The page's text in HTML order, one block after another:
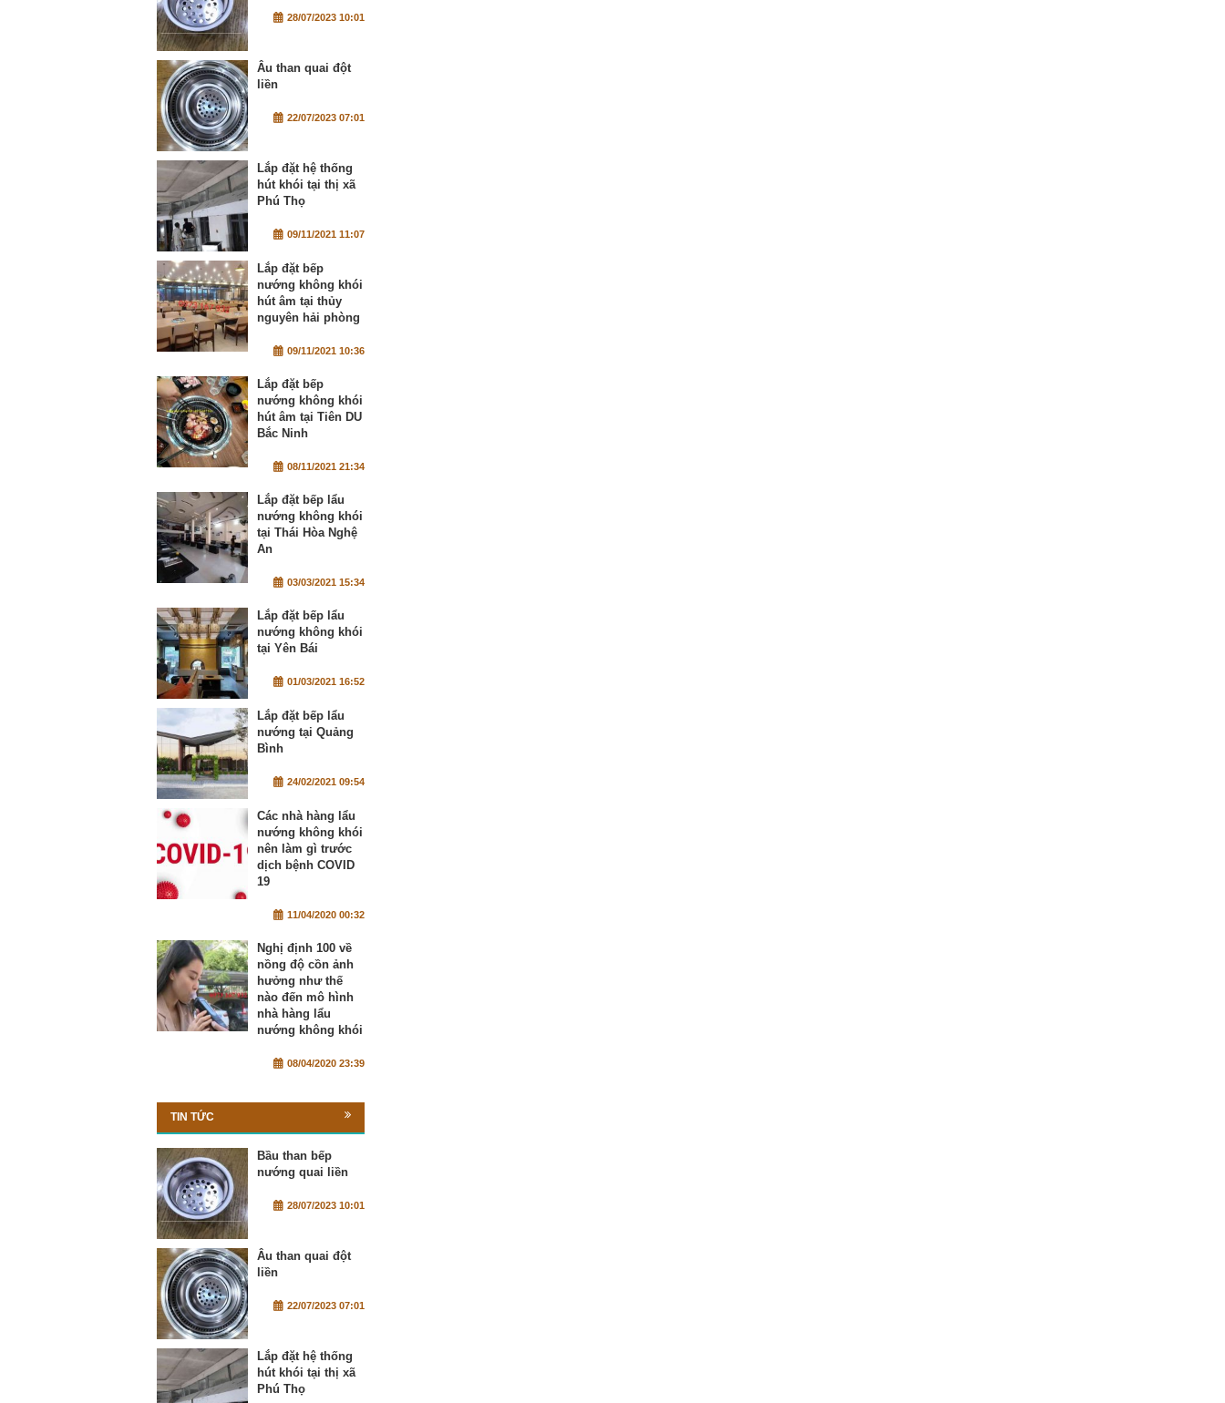
28/07/2023 10:01
Âu than quai đột
liền
22/07/2023 07:01
Lắp đặt hệ thống
hút khói tại thị xã
Phú Thọ
09/11/2021 11:07
Lắp đặt bếp
nướng không khói
hút âm tại thủy
nguyên hải phòng
09/11/2021 10:36
Lắp đặt bếp
nướng không khói
hút âm tại Tiên DU
Bắc Ninh
08/11/2021 21:34
Lắp đặt bếp lẩu
nướng không khói
tại Thái Hòa Nghệ
An
03/03/2021 15:34
Lắp đặt bếp lẩu
nướng không khói
tại Yên Bái
01/03/2021 16:52
Lắp đặt bếp lẩu
nướng tại Quảng
Bình
24/02/2021 09:54
Các nhà hàng lẩu
nướng không khói
nên làm gì trước
dịch bệnh COVID
19
11/04/2020 00:32
Nghị định 100 về
nồng độ cồn ảnh
hưởng như thế
nào đến mô hình
nhà hàng lẩu
nướng không khói
08/04/2020 23:39
TIN TỨC
Bầu than bếp
nướng quai liền
28/07/2023 10:01
Âu than quai đột
liền
22/07/2023 07:01
Lắp đặt hệ thống
hút khói tại thị xã
Phú Thọ